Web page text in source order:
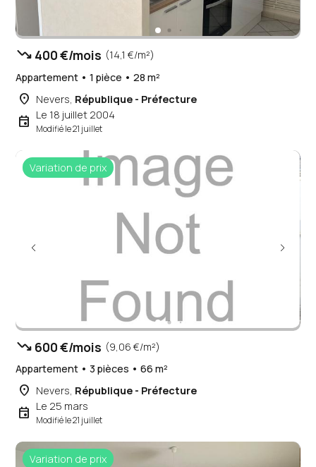
trending_down 400 €/mois (14,1 €/m²)
Appartement • 1 pièce • 28 m²
place Nevers, République - Préfecture
event Le 18 juillet 2004
Modifié le 21 juillet
Variation de prix
trending_down 600 €/mois (9,06 €/m²)
Appartement • 3 pièces • 66 m²
place Nevers, République - Préfecture
event Le 25 mars
Modifié le 21 juillet
Variation de prix